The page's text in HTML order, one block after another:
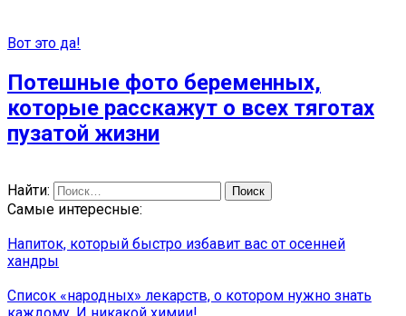
Вот это да!
Потешные фото беременных,
которые расскажут о всех тяготах
пузатой жизни
Найти:
Самые интересные:
Напиток, который быстро избавит вас от осенней
хандры
Список «народных» лекарств, о котором нужно знать
каждому. И никакой химии!